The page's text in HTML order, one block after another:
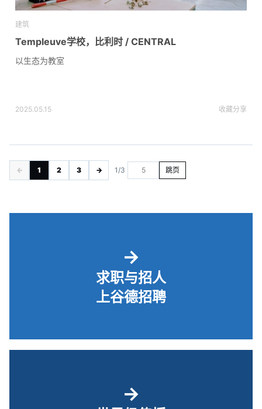
建筑
Templeuve学校，比利时 / CENTRAL
以生态为教室
2025.05.15 收藏分享
← 1 2 3 → 1/3 跳页
→
求职与招人
上谷德招聘
→